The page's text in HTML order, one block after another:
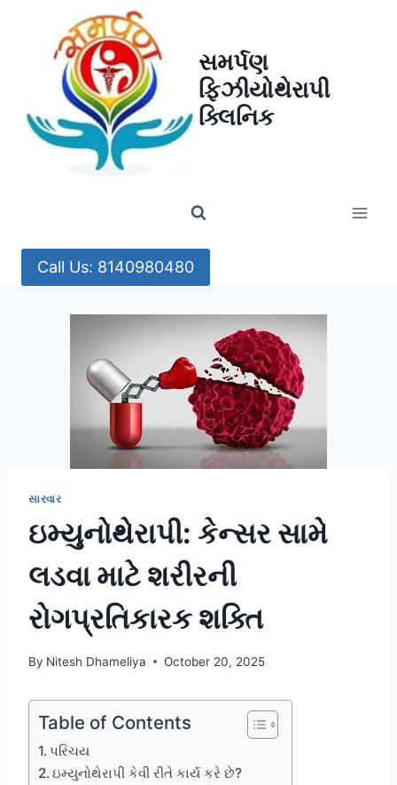
સમર્પણ
ફિઝીયોથેરાપી
ક્લિનિક
Call Us: 8140980480
સારવાર
ઇમ્યુનોથેરાપી: કેન્સર સામે
લડવા માટે શરીરની
રોગપ્રતિકારક શક્તિ
By Nitesh Dhameliya October 20, 2025
Table of Contents
પરિચય
ઇમ્યુનોથેરાપી કેવી રીતે કાર્ય કરે છે?